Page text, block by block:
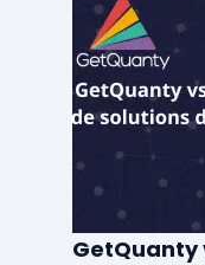
GetQuanty